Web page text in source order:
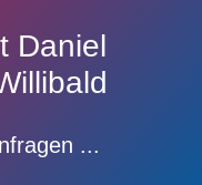
Daniel
...